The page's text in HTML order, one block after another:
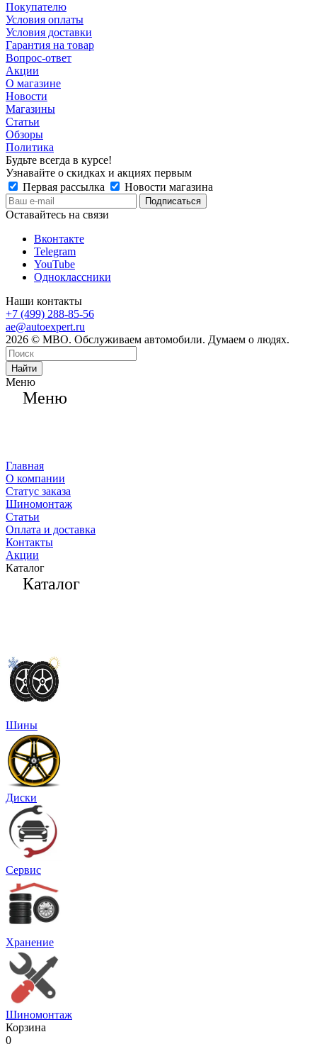
Покупателю
Условия оплаты
Условия доставки
Гарантия на товар
Вопрос-ответ
Акции
О магазине
Новости
Магазины
Статьи
Обзоры
Политика
Будьте всегда в курсе!
Узнавайте о скидках и акциях первым
Первая рассылка
Новости магазина
Оставайтесь на связи
Вконтакте
Telegram
YouTube
Одноклассники
Наши контакты
+7 (499) 288-85-56
ae@autoexpert.ru
2026 © МВО. Обслуживаем автомобили. Думаем о людях.
Найти
Меню
Меню
Главная
О компании
Статус заказа
Шиномонтаж
Статьи
Оплата и доставка
Контакты
Акции
Каталог
Каталог
Шины
Диски
Сервис
Хранение
Шиномонтаж
Корзина
0